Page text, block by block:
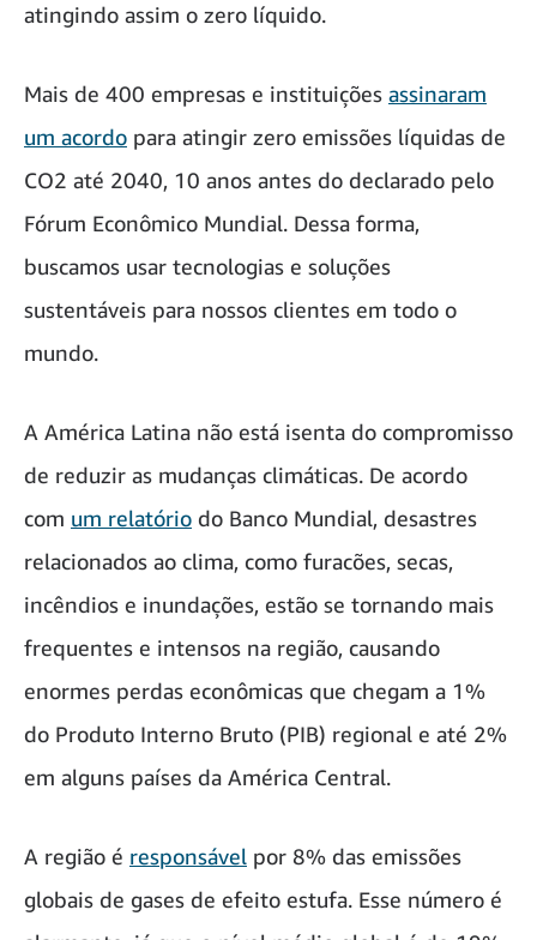
atingindo assim o zero líquido.
Mais de 400 empresas e instituições assinaram
um acordo para atingir zero emissões líquidas de
CO2 até 2040, 10 anos antes do declarado pelo
Fórum Econômico Mundial. Dessa forma,
buscamos usar tecnologias e soluções
sustentáveis para nossos clientes em todo o
mundo.
A América Latina não está isenta do compromisso
de reduzir as mudanças climáticas. De acordo
com um relatório do Banco Mundial, desastres
relacionados ao clima, como furacões, secas,
incêndios e inundações, estão se tornando mais
frequentes e intensos na região, causando
enormes perdas econômicas que chegam a 1%
do Produto Interno Bruto (PIB) regional e até 2%
em alguns países da América Central.
A região é responsável por 8% das emissões
globais de gases de efeito estufa. Esse número é